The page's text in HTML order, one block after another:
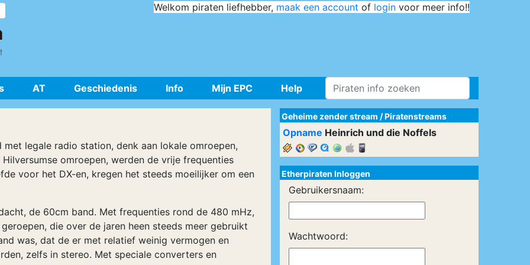
Welkom piraten liefhebber, maak een account of login voor meer info!!
AT Geschiedenis Info Mijn EPC Help
legale radio station, denk aan lokale omroepen,
omroepen, werden de vrije frequenties
voor het DX-en, kregen het steeds moeilijker om een
de 60cm band. Met frequenties rond de 480 mHz,
die over de jaren heen steeds meer gebruikt
was, dat de er met relatief weinig vermogen en
zelfs in stereo. Met speciale converters en
Geheime zender stream /Piratenstreams
Opname Heinrich und die Noffels
Etherpiraten Inloggen
Gebruikersnaam:
Wachtwoord: